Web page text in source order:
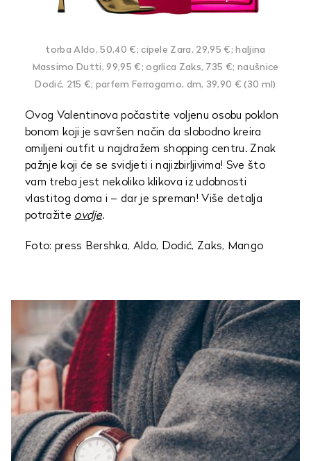
torba Aldo, 50,40 €; cipele Zara, 29,95 €; haljina
Massimo Dutti, 99,95 €; ogrlica Zaks, 735 €; naušnice
Dodić, 215 €; parfem Ferragamo, dm, 39,90 € (30 ml)
Ovog Valentinova počastite voljenu osobu poklon
bonom koji je savršen način da slobodno kreira
omiljeni outfit u najdražem shopping centru. Znak
pažnje koji će se svidjeti i najizbirljivima! Sve što
vam treba jest nekoliko klikova iz udobnosti
vlastitog doma i – dar je spreman! Više detalja
potražite ovdje.
Foto: press Bershka, Aldo, Dodić, Zaks, Mango